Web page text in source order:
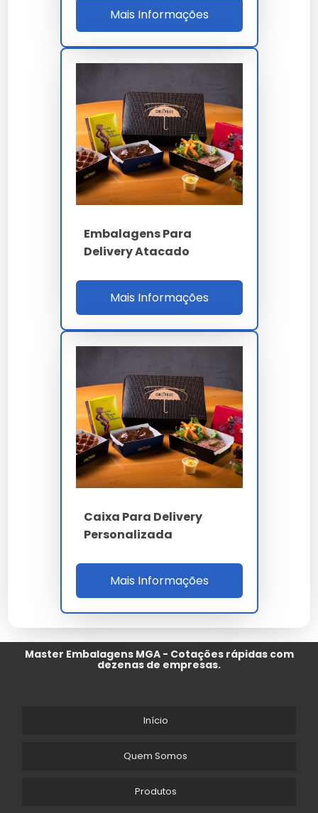
Barreira
PVOH 8g ou
RDC 105 / FSC / ISO
Mais Informações
Embalagens Para
Delivery Atacado
Mais Informações
Caixa Para Delivery
Personalizada
Mais Informações
Master Embalagens MGA - Cotações rápidas com
dezenas de empresas.
Início
Quem Somos
Produtos